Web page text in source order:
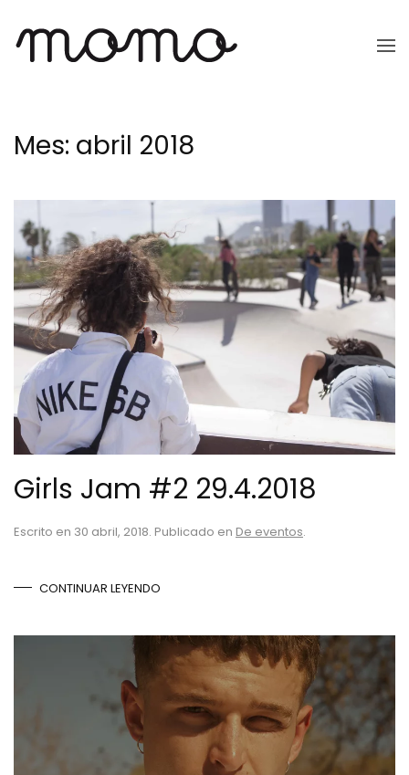
Ir
Mes: abril 2018
Girls Jam #2 29.4.2018
Escrito en 30 abril, 2018. Publicado en De eventos.
CONTINUAR LEYENDO